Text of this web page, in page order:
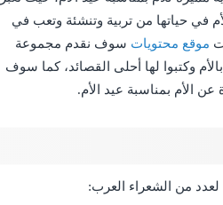
في حياتها من تربية وتنشئة وتعب في
موقع محتويات سوف نقدم مجموعة
وكتبوا لها أحلى القصائد، كما سوف
الأم بمناسبة عيد الأم.
لعدد من الشعراء العرب: